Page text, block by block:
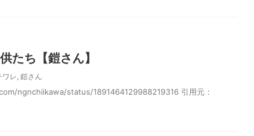
たち【鎧さん】
ワレ, 鎧さん
ngnchiikawa/status/1891464129988219316 引用元：